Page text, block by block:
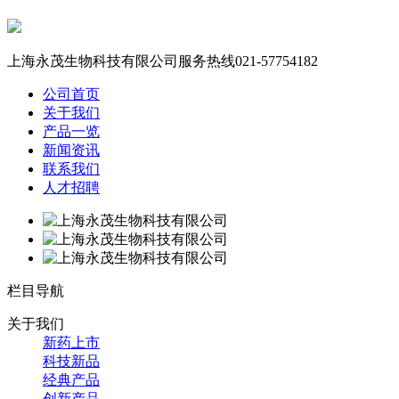
上海永茂生物科技有限公司服务热线021-57754182
公司首页
关于我们
产品一览
新闻资讯
联系我们
人才招聘
栏目导航
关于我们
新药上市
科技新品
经典产品